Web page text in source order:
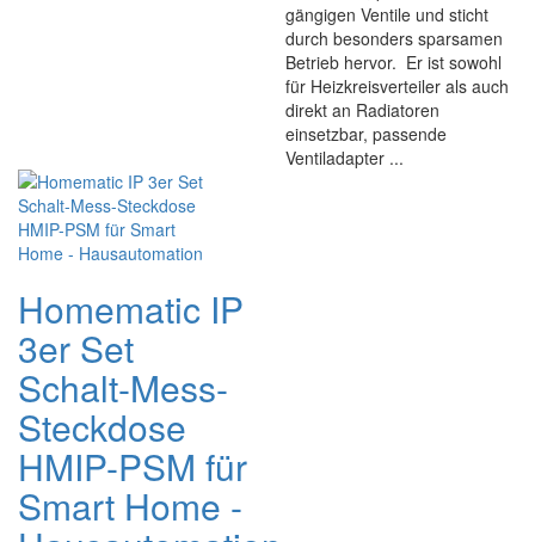
gängigen Ventile und sticht
durch besonders sparsamen
Betrieb hervor. Er ist sowohl
für Heizkreisverteiler als auch
direkt an Radiatoren
einsetzbar, passende
Ventiladapter ...
Homematic IP
3er Set
Schalt-Mess-
Steckdose
HMIP-PSM für
Smart Home -